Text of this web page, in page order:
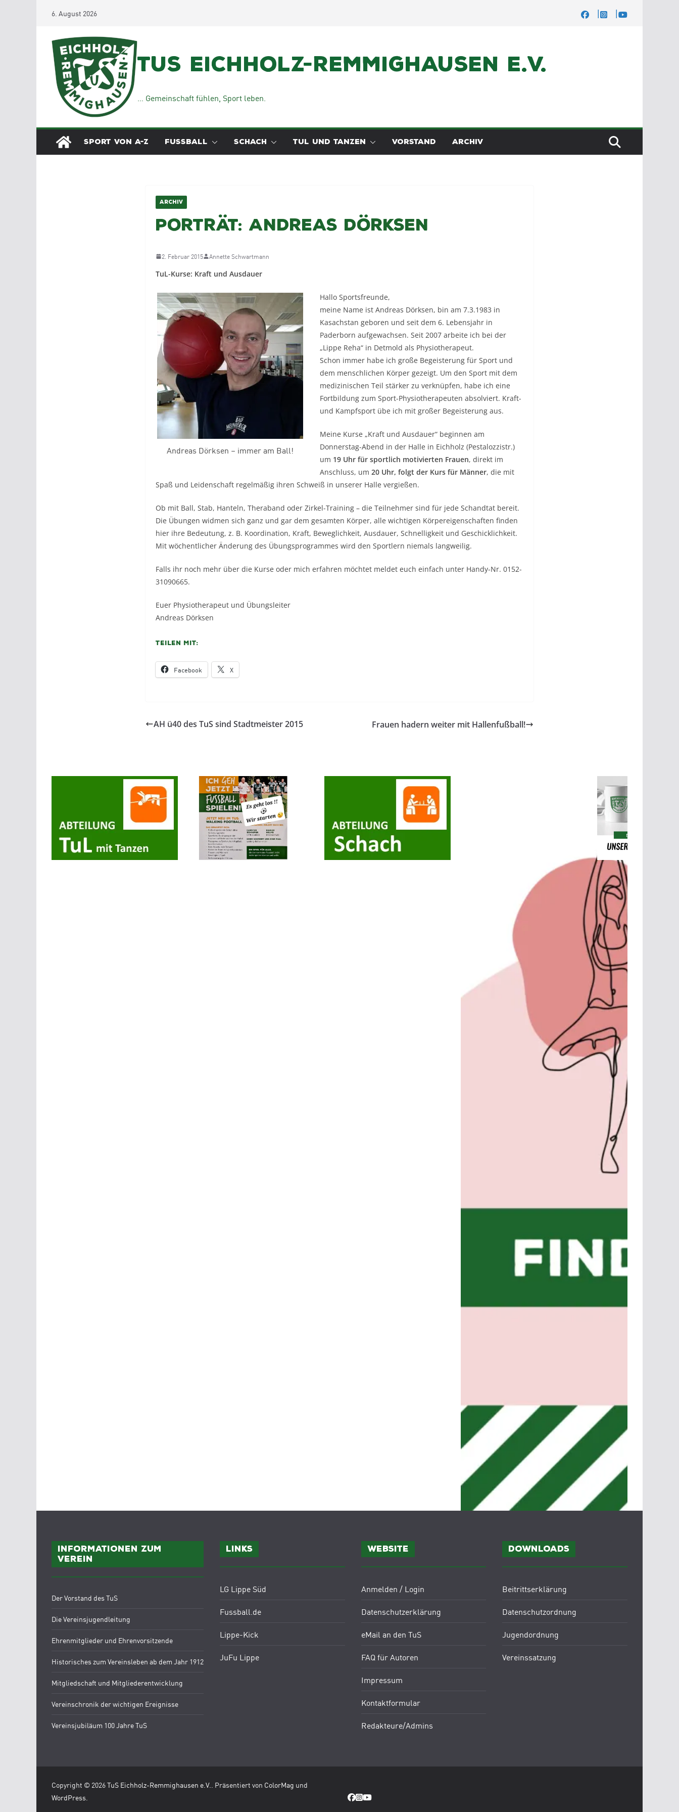
springen
6. August 2026
TuS Eichholz-Remmighausen e.V.
… Gemeinschaft fühlen, Sport leben.
SPORT VON A-Z FUSSBALL SCHACH TUL UND TANZEN VORSTAND ARCHIV
ARCHIV
Porträt: Andreas Dörksen
2. Februar 2015 Annette Schwartmann
TuL-Kurse: Kraft und Ausdauer
Andreas Dörksen – immer am Ball!
Hallo Sportsfreunde,
meine Name ist Andreas Dörksen, bin am 7.3.1983 in
Kasachstan geboren und seit dem 6. Lebensjahr in
Paderborn aufgewachsen. Seit 2007 arbeite ich bei der
„Lippe Reha“ in Detmold als Physiotherapeut.
Schon immer habe ich große Begeisterung für Sport und
dem menschlichen Körper gezeigt. Um den Sport mit dem
medizinischen Teil stärker zu verknüpfen, habe ich eine
Fortbildung zum Sport-Physiotherapeuten absolviert. Kraft-
und Kampfsport übe ich mit großer Begeisterung aus.
Meine Kurse „Kraft und Ausdauer“ beginnen am
Donnerstag-Abend in der Halle in Eichholz (Pestalozzistr.)
um 19 Uhr für sportlich motivierten Frauen, direkt im
Anschluss, um 20 Uhr, folgt der Kurs für Männer, die mit
Spaß und Leidenschaft regelmäßig ihren Schweiß in unserer Halle vergießen.
Ob mit Ball, Stab, Hanteln, Theraband oder Zirkel-Training – die Teilnehmer sind für jede Schandtat bereit.
Die Übungen widmen sich ganz und gar dem gesamten Körper, alle wichtigen Körpereigenschaften finden
hier ihre Bedeutung, z. B. Koordination, Kraft, Beweglichkeit, Ausdauer, Schnelligkeit und Geschicklichkeit.
Mit wöchentlicher Änderung des Übungsprogrammes wird den Sportlern niemals langweilig.
Falls ihr noch mehr über die Kurse oder mich erfahren möchtet meldet euch einfach unter Handy-Nr. 0152-
31090665.
Euer Physiotherapeut und Übungsleiter
Andreas Dörksen
Teilen mit:
Facebook X
AH ü40 des TuS sind Stadtmeister 2015 Frauen hadern weiter mit Hallenfußball!
Informationen zum
Verein
Der Vorstand des TuS
Die Vereinsjugendleitung
Ehrenmitglieder und Ehrenvorsitzende
Historisches zum Vereinsleben ab dem Jahr 1912
Mitgliedschaft und Mitgliederentwicklung
Vereinschronik der wichtigen Ereignisse
Vereinsjubiläum 100 Jahre TuS
Links
LG Lippe Süd
Fussball.de
Lippe-Kick
JuFu Lippe
Website
Anmelden / Login
Datenschutzerklärung
eMail an den TuS
FAQ für Autoren
Impressum
Kontaktformular
Redakteure/Admins
Downloads
Beitrittserklärung
Datenschutzordnung
Jugendordnung
Vereinssatzung
Copyright © 2026TuS Eichholz-Remmighausen e.V.. Präsentiert von ColorMag und
WordPress.